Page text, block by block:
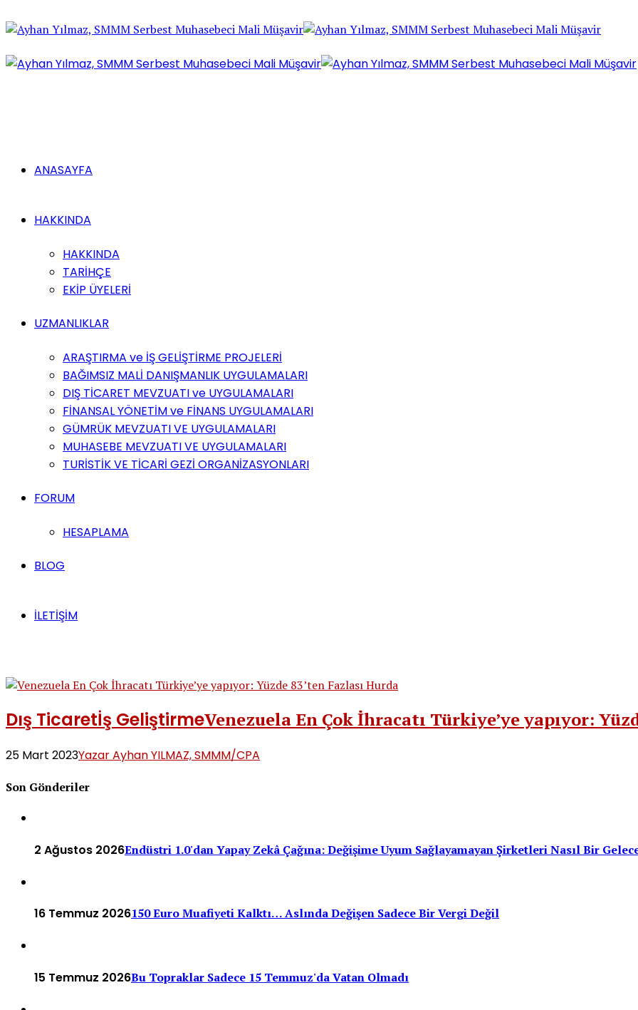
ANASAYFA
HAKKINDA
HAKKINDA
TARİHÇE
EKİP ÜYELERİ
UZMANLIKLAR
ARAŞTIRMA ve İŞ GELİŞTİRME PROJELERİ
BAĞIMSIZ MALİ DANIŞMANLIK UYGULAMALARI
DIŞ TİCARET MEVZUATI ve UYGULAMALARI
FİNANSAL YÖNETİM ve FİNANS UYGULAMALARI
GÜMRÜK MEVZUATI VE UYGULAMALARI
MUHASEBE MEVZUATI VE UYGULAMALARI
TURİSTİK VE TİCARİ GEZİ ORGANİZASYONLARI
FORUM
HESAPLAMA
BLOG
İLETİŞİM
Dış Ticaretİş GeliştirmeVenezuela En Çok İhracatı Türkiye’ye yapıyor:
25 Mart 2023Yazar Ayhan YILMAZ, SMMM/CPA
Son Gönderiler
2 Ağustos 2026Endüstri 1.0'dan Yapay Zekâ Çağına: Değişime Uyum Sağlayamayan Şirketleri Nasıl Bir
16 Temmuz 2026150 Euro Muafiyeti Kalktı… Aslında Değişen Sadece Bir Vergi Değil
15 Temmuz 2026Bu Topraklar Sadece 15 Temmuz'da Vatan Olmadı